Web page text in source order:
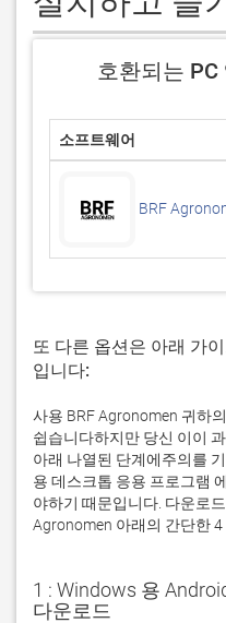
호환되는 PC
소프트웨어
BRF
또 다른 옵션은 아래 가
입니다:
사용 BRF Agronomen 귀하
쉽습니다하지만 당신 이이
아래 나열된 단계에주의를
용 데스크톱 응용 프로그램
야하기 때문입니다. 다운로
Agronomen 아래의 간단한
1 : Windows 용
다운로드